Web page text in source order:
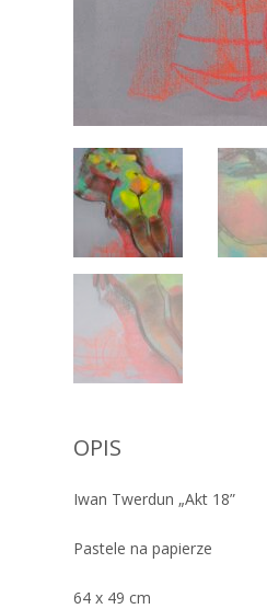
OPIS
Iwan Twerdun „Akt 18”
Pastele na papierze
64 x 49 cm